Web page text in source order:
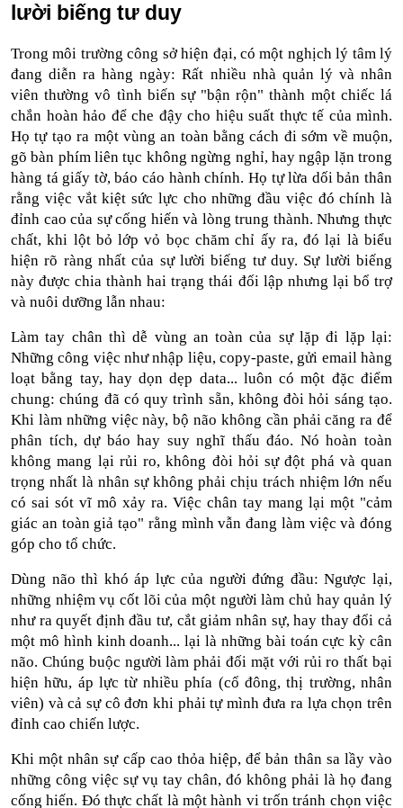
lười biếng tư duy
Trong môi trường công sở hiện đại, có một nghịch lý tâm lý
đang diễn ra hàng ngày: Rất nhiều nhà quản lý và nhân
viên thường vô tình biến sự "bận rộn" thành một chiếc lá
chắn hoàn hảo để che đậy cho hiệu suất thực tế của mình.
Họ tự tạo ra một vùng an toàn bằng cách đi sớm về muộn,
gõ bàn phím liên tục không ngừng nghỉ, hay ngập lặn trong
hàng tá giấy tờ, báo cáo hành chính. Họ tự lừa dối bản thân
rằng việc vắt kiệt sức lực cho những đầu việc đó chính là
đỉnh cao của sự cống hiến và lòng trung thành. Nhưng thực
chất, khi lột bỏ lớp vỏ bọc chăm chỉ ấy ra, đó lại là biểu
hiện rõ ràng nhất của sự lười biếng tư duy. Sự lười biếng
này được chia thành hai trạng thái đối lập nhưng lại bổ trợ
và nuôi dưỡng lẫn nhau:
Làm tay chân thì dễ vùng an toàn của sự lặp đi lặp lại:
Những công việc như nhập liệu, copy-paste, gửi email hàng
loạt bằng tay, hay dọn dẹp data... luôn có một đặc điểm
chung: chúng đã có quy trình sẵn, không đòi hỏi sáng tạo.
Khi làm những việc này, bộ não không cần phải căng ra để
phân tích, dự báo hay suy nghĩ thấu đáo. Nó hoàn toàn
không mang lại rủi ro, không đòi hỏi sự đột phá và quan
trọng nhất là nhân sự không phải chịu trách nhiệm lớn nếu
có sai sót vĩ mô xảy ra. Việc chân tay mang lại một "cảm
giác an toàn giả tạo" rằng mình vẫn đang làm việc và đóng
góp cho tổ chức.
Dùng não thì khó áp lực của người đứng đầu: Ngược lại,
những nhiệm vụ cốt lõi của một người làm chủ hay quản lý
như ra quyết định đầu tư, cắt giảm nhân sự, hay thay đổi cả
một mô hình kinh doanh... lại là những bài toán cực kỳ cân
não. Chúng buộc người làm phải đối mặt với rủi ro thất bại
hiện hữu, áp lực từ nhiều phía (cổ đông, thị trường, nhân
viên) và cả sự cô đơn khi phải tự mình đưa ra lựa chọn trên
đỉnh cao chiến lược.
Khi một nhân sự cấp cao thỏa hiệp, để bản thân sa lầy vào
những công việc sự vụ tay chân, đó không phải là họ đang
cống hiến. Đó thực chất là một hành vi trốn tránh chọn việc